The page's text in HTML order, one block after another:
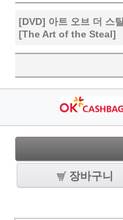
[DVD] 아트 오브 더 스틸
[The Art of the Steal]
장바구니